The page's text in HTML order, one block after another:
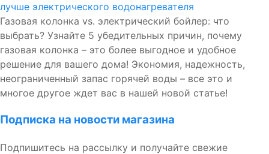
лучше электрического водонагревателя
Газовая колонка vs. электрический бойлер: что
выбрать? Узнайте 5 убедительных причин, почему
газовая колонка – это более выгодное и удобное
решение для вашего дома! Экономия, надежность,
неограниченный запас горячей воды – все это и
многое другое ждет вас в нашей новой статье!
Подписка на новости магазина
Подпишитесь на рассылку и получайте свежие